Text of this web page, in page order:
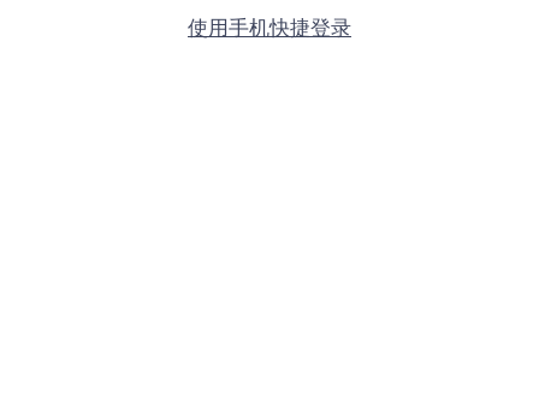
使用手机快捷登录